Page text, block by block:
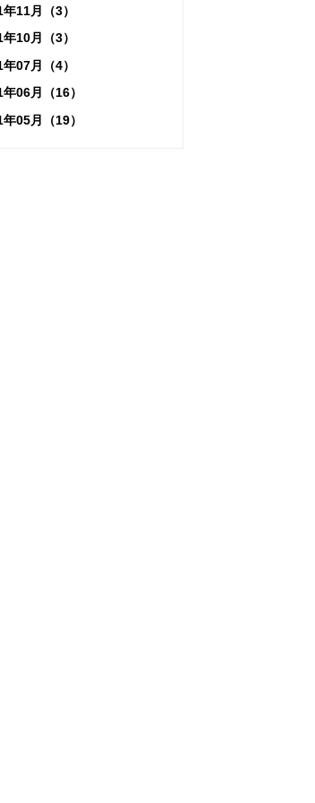
11月（3）
10月（3）
07月（4）
06月（16）
05月（19）